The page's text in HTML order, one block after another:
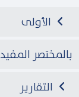
الأولى
بالمختصر المفيد
التقارير